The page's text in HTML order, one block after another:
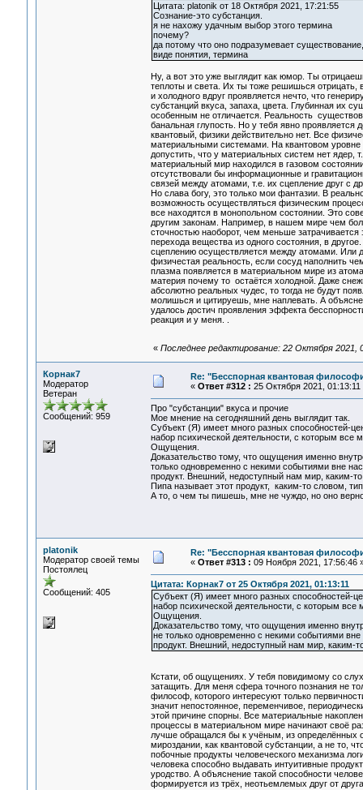
Цитата: platonik от 18 Октября 2021, 17:21:55
Сознание-это субстанция.
я не нахожу удачным выбор этого термина
почему?
да потому что оно подразумевает
виде понятия, термина
Ну, а вот это уже выглядит как юмор. Ты
теплоты и света. Их ты тоже решишься отрицать,
и холодного вдруг проявляется нечто, что
субстанций вкуса, запаха, цвета. Глубинная их
особенным не отличается. Реальность
банальная глупость. Но у тебя явно
квантовый, физики действительно нет. Все
материальными системами. На квантовом уровне
допустить, что у материальных систем нет ядер,
материальный мир находился в газовом
отсутствовали бы информационные и
связей между атомами, т.е. их сцепление друг с
Но слава богу, это только мои фантазии. В
возможность осуществляться физическим
все находятся в монопольном состоянии. Это
другим законам. Например, в нашем мире чем
сточностью наоборот, чем меньше
перехода вещества из одного состояния, в
сцеплению осуществляется между атомами. Или
физичестая реальность, если сосуд наполнить
плазма появляется в материальном мире из
материя почему то остаётся холодной. Даже
абсолютно реальных чудес, то тогда не будут
молишься и цитируешь, мне наплевать. А
удалось достич проявления эффекта
реакция и у меня. .
« Последнее редактирование: 22 Октября 2021,
Корнак7
Модератор
Ветеран
Сообщений: 959
Re: "Бесспорная квантовая
« Ответ #312 : 25 Октября 2021, 01:13:11
Про "субстанции" вкуса и прочие
Мое мнение на сегодняшний день выглядит так.
Субъект (Я) имеет много разных способностей-
набор психической деятельности, с которым
Ощущения.
Доказательство тому, что ощущения именно
только одновременно с некими событиями вне
продукт. Внешний, недоступный нам мир, каким-
Пипа называет этот продукт, каким-то словом,
А то, о чем ты пишешь, мне не чуждо, но оно
platonik
Модератор своей темы
Постоялец
Сообщений: 405
Re: "Бесспорная квантовая
« Ответ #313 : 09 Ноября 2021, 17:56:46
Цитата: Корнак7 от 25 Октября 2021, 01:13:11
Субъект (Я) имеет много разных способностей-
набор психической деятельности, с которым
Ощущения.
Доказательство тому, что ощущения именно
не только одновременно с некими событиями
продукт. Внешний, недоступный нам мир, каким-
Кстати, об ощущениях. У тебя повидимому со
затащить. Для меня сфера точного познания не
философ, которого интересуют только
значит непостоянное, переменчивое,
этой причине спорны. Все материальные
процессы в материальном мире начинают своё
лучше обращался бы к учёным, из определённых
мироздании, как квантовой субстанции, а не то,
побочные продукты человеческого механизма
человека способно выдавать интуитивные
уродство. А объяснение такой способности
формируется из трёх, неотьемлемых друг от